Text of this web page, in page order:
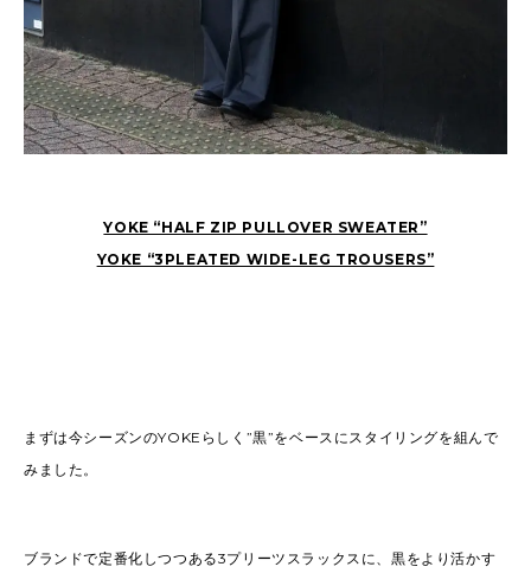
YOKE “HALF ZIP PULLOVER SWEATER”
YOKE “3PLEATED WIDE-LEG TROUSERS”
まずは今シーズンのYOKEらしく”黒”をベースにスタイリングを組んで
みました。
ブランドで定番化しつつある3プリーツスラックスに、黒をより活かす